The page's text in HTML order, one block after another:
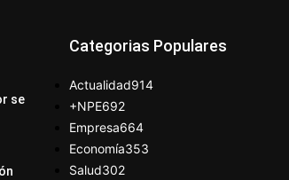
se
Categorias Populares
Actualidad914
+NPE692
Empresa664
Economía353
Salud302